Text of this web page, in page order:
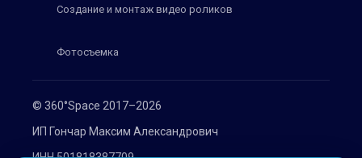
© 360°Space 2017–2026
ИП Гончар Максим Александрович
Создание и монтаж видео роликов
Фотосъемка